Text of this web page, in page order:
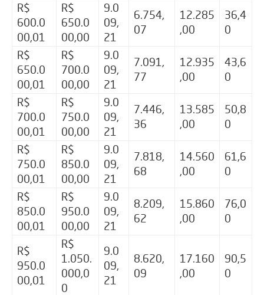
R$
600.0
00,01
R$
650.0
00,00
9.0
09,
21
6.754,
07
12.285
,00
36,4
0
R$
650.0
00,01
R$
700.0
00,00
9.0
09,
21
7.091,
77
12.935
,00
43,6
0
R$
700.0
00,01
R$
750.0
00,00
9.0
09,
21
7.446,
36
13.585
,00
50,8
0
R$
750.0
00,01
R$
850.0
00,00
9.0
09,
21
7.818,
68
14.560
,00
61,6
0
R$
850.0
00,01
R$
950.0
00,00
9.0
09,
21
8.209,
62
15.860
,00
76,0
0
R$
950.0
00,01
R$
1.050.
000,0
0
9.0
09,
21
8.620,
09
17.160
,00
90,5
0